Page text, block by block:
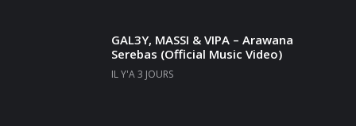
GAL3Y, MASSI & VIPA – Arawana
Serebas (Official Music Video)
IL Y'A 3 JOURS